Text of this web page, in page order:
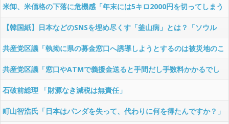
米卸、米価格の下落に危機感「年末には5キロ2000円を切ってしまう
のでは」
【韓国紙】日本などのSNSを埋め尽くす「釜山病」とは？「ソウル
病」に続く新ワード！
共産党区議「執拗に県の募金窓口へ誘導しようとするのは被災地のこ
とを考えてのこととは思えない」
共産党区議「窓口やATMで義援金送ると手間だし手数料かかるでし
ょ？ぜひ街頭の共産党の募金に！」
石破前総理 「財源なき減税は無責任」
町山智浩氏「日本はパンダを失って、代わりに何を得たんですか？」